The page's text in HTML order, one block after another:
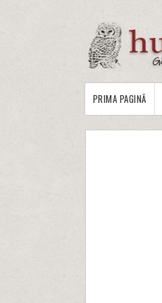
PRIMA PAGINĂ